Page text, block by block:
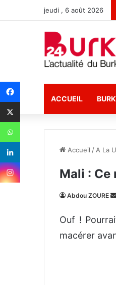
jeudi , 6 août 2026
ACCUEIL
Accueil / A La
Mali : Ce
Abdou ZOURE
Ouf !
macérer